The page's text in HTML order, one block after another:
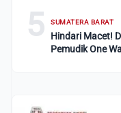
5 SUMATERA BARAT
Hindari Macet!
Pemudik One